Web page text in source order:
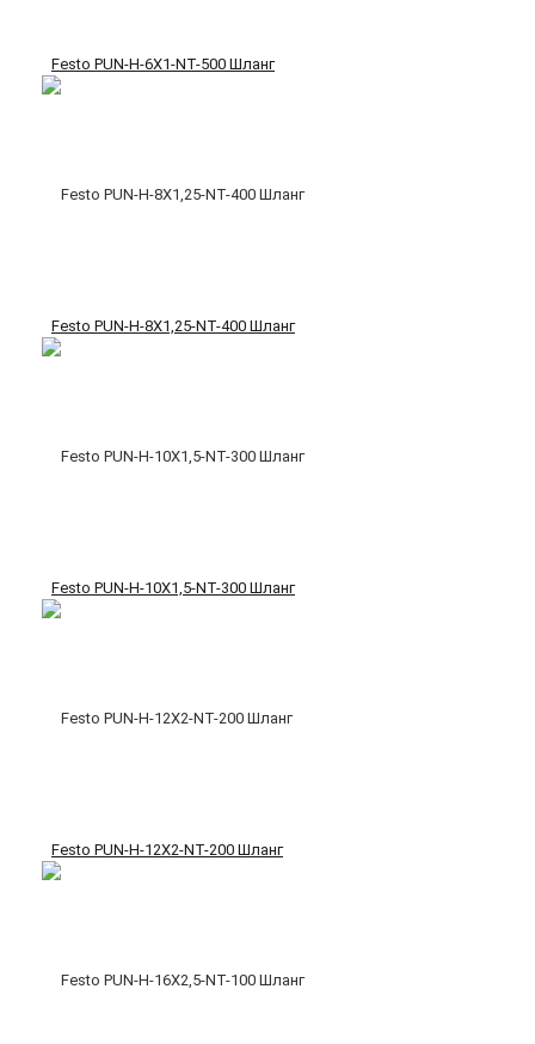
Festo PUN-H-6X1-NT-500 Шланг
Festo PUN-H-8X1,25-NT-400 Шланг
Festo PUN-H-10X1,5-NT-300 Шланг
Festo PUN-H-12X2-NT-200 Шланг